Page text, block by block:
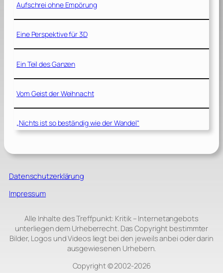
Aufschrei ohne Empörung
Eine Perspektive für 3D
Ein Teil des Ganzen
Vom Geist der Weihnacht
„Nichts ist so beständig wie der Wandel“
Datenschutzerklärung
Impressum
Alle Inhalte des Treffpunkt: Kritik – Internetangebots
unterliegen dem Urheberrecht. Das Copyright bestimmter
Bilder, Logos und Videos liegt bei den jeweils anbei oder darin
ausgewiesenen Urhebern.
Copyright © 2002‑2026